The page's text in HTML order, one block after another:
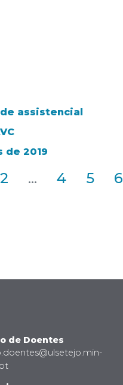
assistencial
2019
2 ... 4 5 6
de Doentes